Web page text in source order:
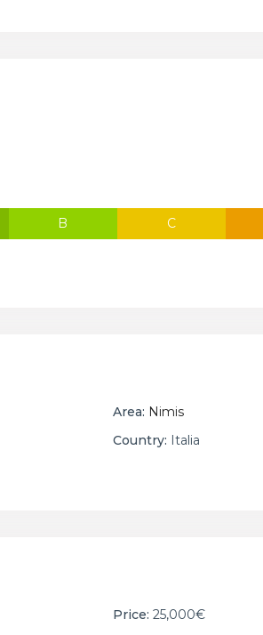
B C
Area: Nimis
Country: Italia
Price: 25,000€